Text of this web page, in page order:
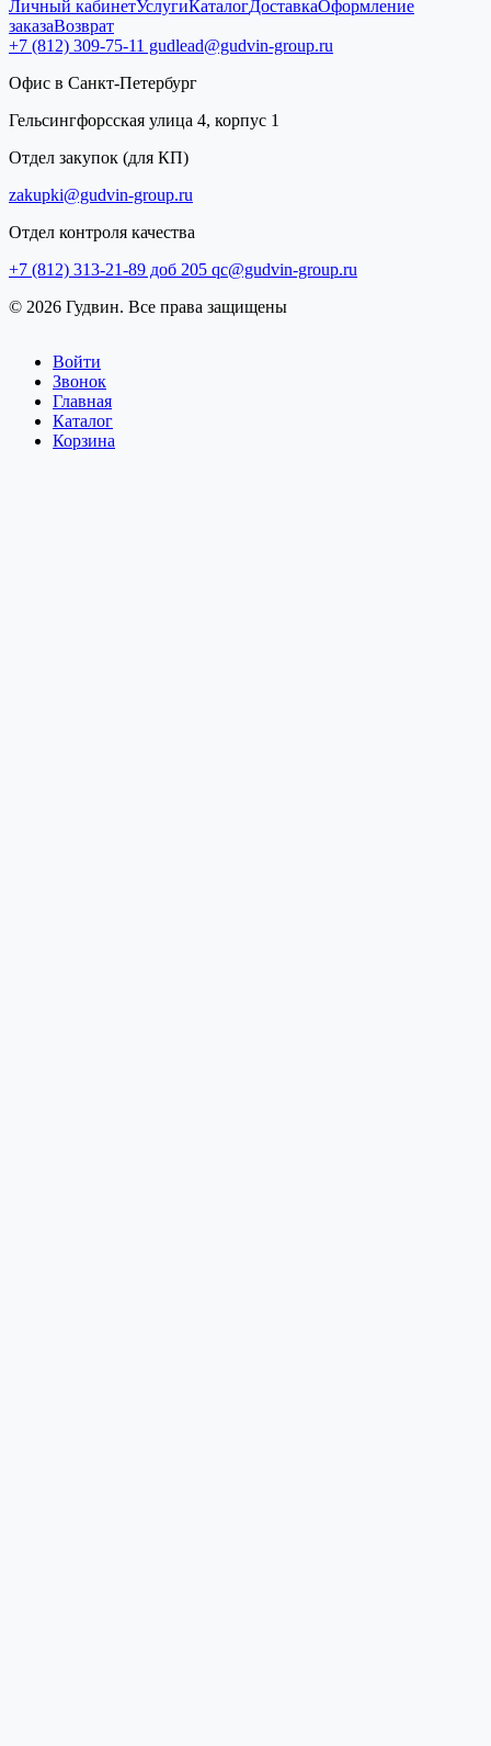
Личный кабинетУслугиКаталогДоставкаОформление
заказаВозврат
+7 (812) 309-75-11 gudlead@gudvin-group.ru
Офис в Санкт-Петербург
Гельсингфорсская улица 4, корпус 1
Отдел закупок (для КП)
zakupki@gudvin-group.ru
Отдел контроля качества
+7 (812) 313-21-89 доб 205 qc@gudvin-group.ru
© 2026 Гудвин. Все права защищены
Войти
Звонок
Главная
Каталог
Корзина